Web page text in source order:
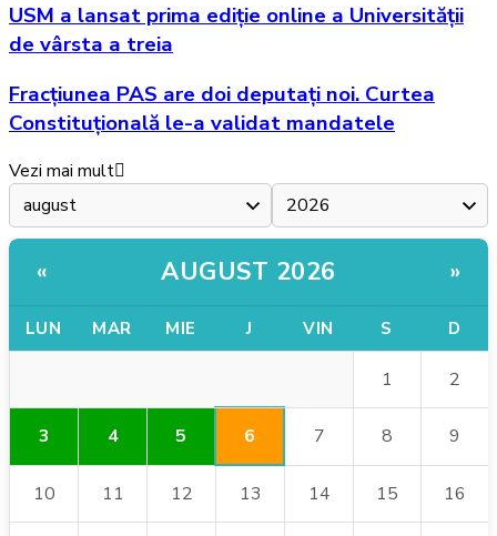
USM a lansat prima ediție online a Universității
de vârsta a treia
Fracțiunea PAS are doi deputați noi. Curtea
Constituțională le-a validat mandatele
Vezi mai mult
« AUGUST 2026 »
LUN MAR MIE J VIN S D
1 2
3 4 5 6 7 8 9
10 11 12 13 14 15 16